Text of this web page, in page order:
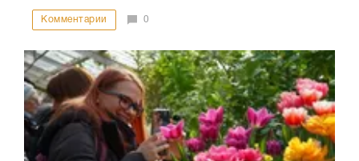
Комментарии 0